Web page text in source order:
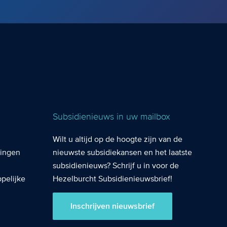
Subsidienieuws in uw mailbox
Wilt u altijd op de hoogte zijn van de
nieuwste subsidiekansen en het laatste
subsidienieuws? Schrijf u in voor de
Hezelburcht Subsidienieuwsbrief!
Inschrijven nieuwsbrief